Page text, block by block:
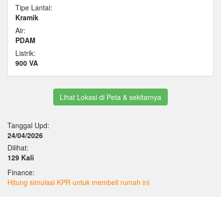
Tipe Lantai:
Kramik
Air:
PDAM
Listrik:
900 VA
Lihat Lokasi di Peta & sekitarnya
Tanggal Upd:
24/04/2026
Dilihat:
129 Kali
Finance:
Hitung simulasi KPR untuk membeli rumah ini